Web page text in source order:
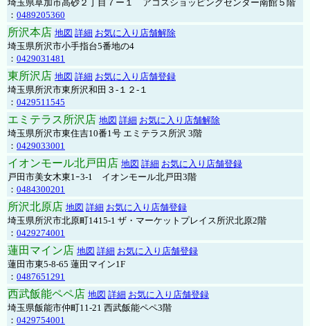
埼玉県草加市高砂２丁目７ー１ アコスショッピングセンター南館５階
： 0489205360
所沢本店 地図 詳細 お気に入り店舗解除
埼玉県所沢市小手指台5番地の4
： 0429031481
東所沢店 地図 詳細 お気に入り店舗登録
埼玉県所沢市東所沢和田３-１２-１
： 0429511545
エミテラス所沢店 地図 詳細 お気に入り店舗解除
埼玉県所沢市東住吉10番1号 エミテラス所沢 3階
： 0429033001
イオンモール北戸田店 地図 詳細 お気に入り店舗登録
戸田市美女木東1ｰ3‐1 イオンモール北戸田3階
： 0484300201
所沢北原店 地図 詳細 お気に入り店舗登録
埼玉県所沢市北原町1415-1 ザ・マーケットプレイス所沢北原2階
： 0429274001
蓮田マイン店 地図 詳細 お気に入り店舗登録
蓮田市東5-8-65 蓮田マイン1F
： 0487651291
西武飯能ペペ店 地図 詳細 お気に入り店舗登録
埼玉県飯能市仲町11-21 西武飯能ペペ3階
： 0429754001